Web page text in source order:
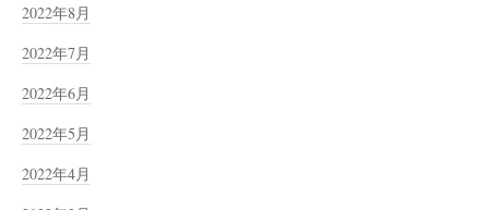
2022年8月
2022年7月
2022年6月
2022年5月
2022年4月